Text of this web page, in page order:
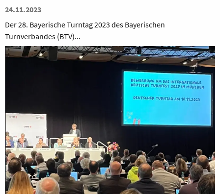
24.11.2023
Der 28. Bayerische Turntag 2023 des Bayerischen
Turnverbandes (BTV)...